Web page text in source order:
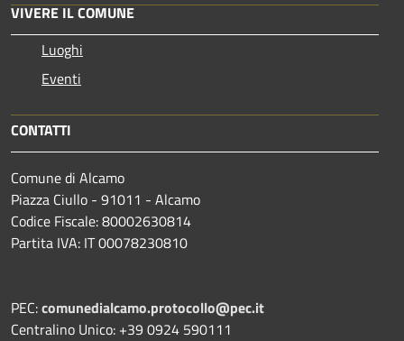
VIVERE IL COMUNE
Luoghi
Eventi
CONTATTI
Comune di Alcamo
Piazza Ciullo - 91011 - Alcamo
Codice Fiscale: 80002630814
Partita IVA: IT 00078230810
PEC:comunedialcamo.protocollo@pec.it
Centralino Unico: +39 0924 590111